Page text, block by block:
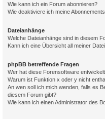
Wie kann ich ein Forum abonnieren?
Wie deaktiviere ich meine
Dateianhänge
Welche Dateianhänge sind in diesem
Kann ich eine Übersicht all meiner
phpBB betreffende Fragen
Wer hat diese Forensoftware
Warum ist Funktion x oder y nicht
An wen soll ich mich wenden, falls es
diesem Forum gibt?
Wie kann ich einen Administrator des